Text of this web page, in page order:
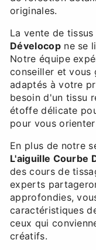
originales.
La vente de tissus
Dévelocopne se
Notre équipe
conseiller et vous
adaptés à votre
besoin d'un tissu
étoffe délicate
pour vous
En plus de notre
L'aiguille Courbe
des cours de
experts
approfondies,
caractéristiques
ceux qui
créatifs.